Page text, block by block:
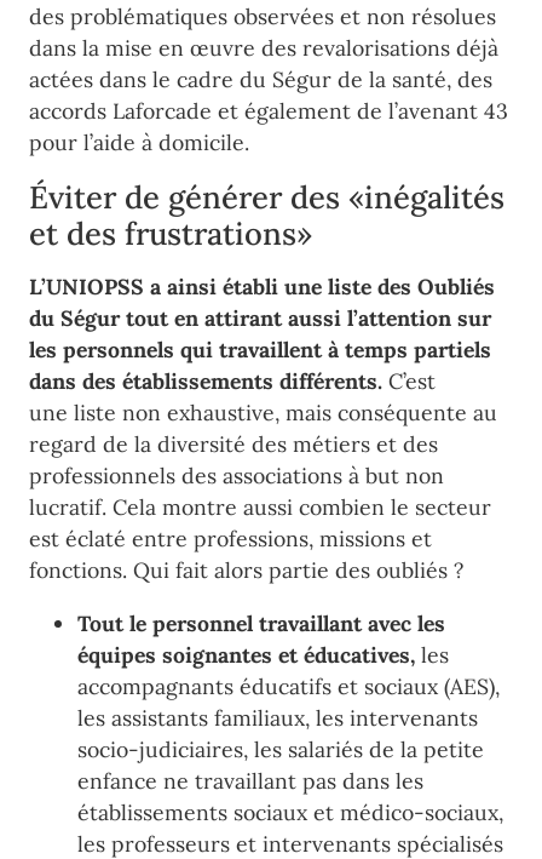
des problématiques observées et non résolues
dans la mise en œuvre des revalorisations déjà
actées dans le cadre du Ségur de la santé, des
accords Laforcade et également de l’avenant 43
pour l’aide à domicile.
Éviter de générer des «inégalités
et des frustrations»
L’UNIOPSS a ainsi établi une liste des Oubliés
du Ségur tout en attirant aussi l’attention sur
les personnels qui travaillent à temps partiels
dans des établissements différents. C’est
une liste non exhaustive, mais conséquente au
regard de la diversité des métiers et des
professionnels des associations à but non
lucratif. Cela montre aussi combien le secteur
est éclaté entre professions, missions et
fonctions. Qui fait alors partie des oubliés ?
Tout le personnel travaillant avec les
équipes soignantes et éducatives, les
accompagnants éducatifs et sociaux (AES),
les assistants familiaux, les intervenants
socio-judiciaires, les salariés de la petite
enfance ne travaillant pas dans les
établissements sociaux et médico-sociaux,
les professeurs et intervenants spécialisés